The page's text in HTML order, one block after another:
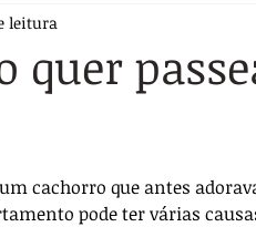
Pós-operatório
leitura
cachorro que antes
pode ter várias